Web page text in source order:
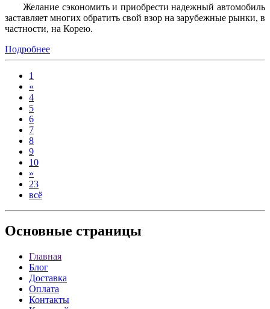
Желание сэкономить и приобрести надежный автомобиль
заставляет многих обратить свой взор на зарубежные рынки, в
частности, на Корею.
Подробнее
1
«
4
5
6
7
8
9
10
»
23
всё
Основные страницы
Главная
Блог
Доставка
Оплата
Контакты